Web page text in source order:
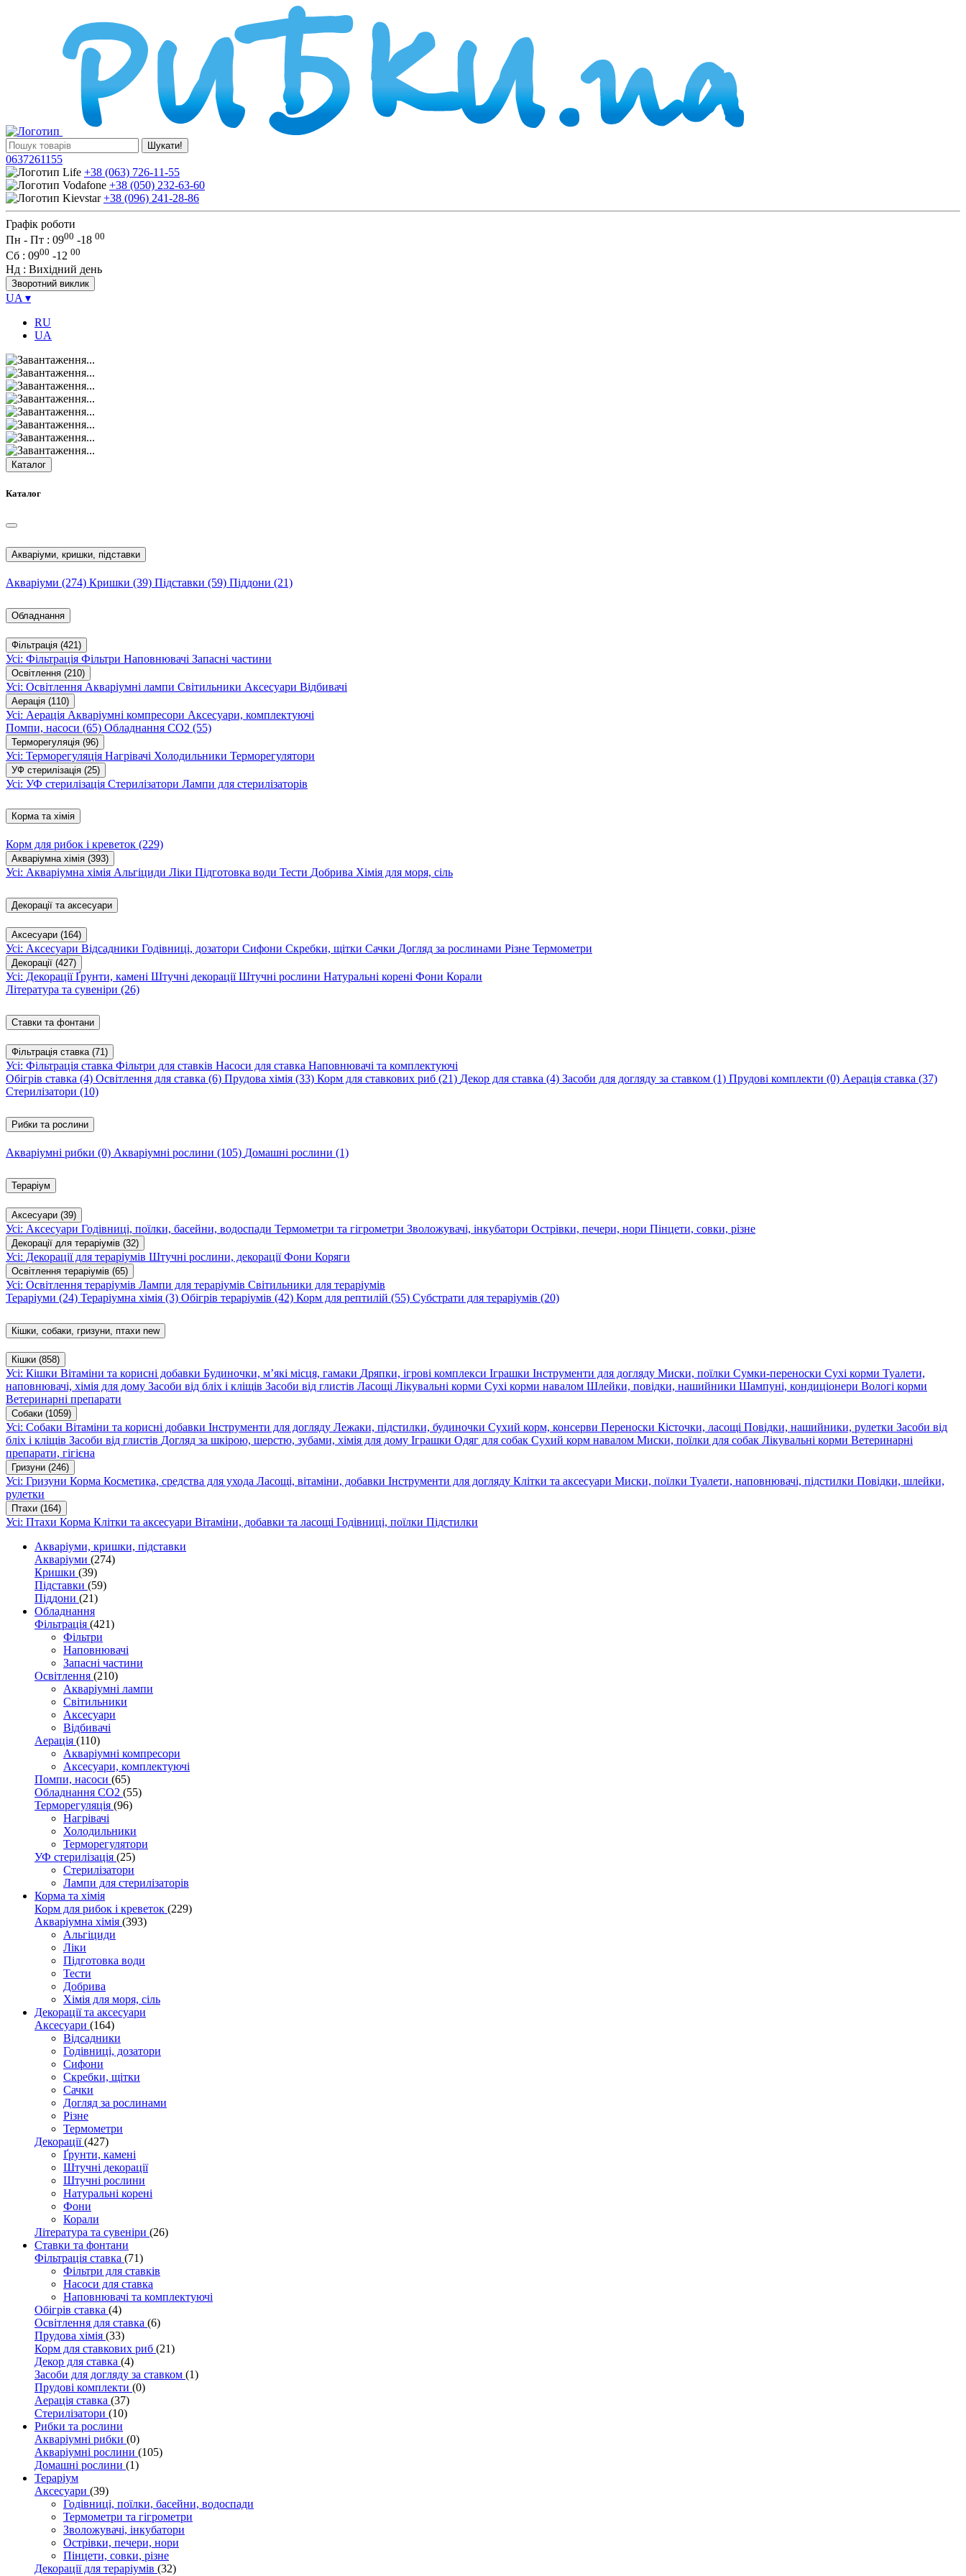
Шукати!
0637261155
+38 (063) 726-11-55
+38 (050) 232-63-60
+38 (096) 241-28-86
Графік роботи
Пн - Пт : 0900 -18 00
Сб : 0900 -12 00
Нд : Вихідний день
Зворотний виклик
UA ▾
RU
UA
Каталог
Каталог
Акваріуми, кришки, підставки
Акваріуми (274) Кришки (39) Підставки (59) Піддони (21)
Обладнання
Фільтрація (421)
Усі: Фільтрація Фільтри Наповнювачі Запасні частини
Освітлення (210)
Усі: Освітлення Акваріумні лампи Світильники Аксесуари Відбивачі
Аерація (110)
Усі: Аерація Акваріумні компресори Аксесуари, комплектуючі
Помпи, насоси (65) Обладнання CO2 (55)
Терморегуляція (96)
Усі: Терморегуляція Нагрівачі Холодильники Терморегулятори
УФ стерилізація (25)
Усі: УФ стерилізація Стерилізатори Лампи для стерилізаторів
Корма та хімія
Корм для рибок і креветок (229)
Акваріумна хімія (393)
Усі: Акваріумна хімія Альгіциди Ліки Підготовка води Тести Добрива Хімія для моря, сіль
Декорації та аксесуари
Аксесуари (164)
Усі: Аксесуари Відсадники Годівниці, дозатори Сифони Скребки, щітки Сачки Догляд за рослинами Різне Термометри
Декорації (427)
Усі: ДекораціїҐрунти, камені Штучні декораціїШтучні рослини Натуральні корені Фони Корали
Література та сувеніри (26)
Ставки та фонтани
Фільтрація ставка (71)
Усі: Фільтрація ставка Фільтри для ставків Насоси для ставка Наповнювачі та комплектуючі
Обігрів ставка (4) Освітлення для ставка (6) Прудова хімія (33) Корм для ставкових риб (21) Декор для ставка (4) Засоби для догляду за ставком (1) Прудові комплекти (0) Аерація ставка (37)
Стерилізатори (10)
Рибки та рослини
Акваріумні рибки (0) Акваріумні рослини (105) Домашні рослини (1)
Тераріум
Аксесуари (39)
Усі: Аксесуари Годівниці, поїлки, басейни, водоспади Термометри та гігрометри Зволожувачі, інкубатори Острівки, печери, нори Пінцети, совки, різне
Декорації для тераріумів (32)
Усі: Декорації для тераріумів Штучні рослини, декораціїФони Коряги
Освітлення тераріумів (65)
Усі: Освітлення тераріумів Лампи для тераріумів Світильники для тераріумів
Тераріуми (24) Тераріумна хімія (3) Обігрів тераріумів (42) Корм для рептилій (55) Субстрати для тераріумів (20)
Кішки, собаки, гризуни, птахи new
Кішки (858)
Усі: Кішки Вітаміни та корисні добавки Будиночки, м’які місця, гамаки Дряпки, ігрові комплекси Іграшки Інструменти для догляду Миски, поїлки Сумки-переноски Сухі корми Туалети,
наповнювачі, хімія для дому Засоби від бліх і кліщів Засоби від глистів Ласощі Лікувальні корми Сухі корми навалом Шлейки, повідки, нашийники Шампуні, кондиціонери Вологі корми
Ветеринарні препарати
Собаки (1059)
Усі: Собаки Вітаміни та корисні добавки Інструменти для догляду Лежаки, підстилки, будиночки Сухий корм, консерви Переноски Кісточки, ласощі Повідки, нашийники, рулетки Засоби від
бліх і кліщів Засоби від глистів Догляд за шкірою, шерстю, зубами, хімія для дому Іграшки Одяг для собак Сухий корм навалом Миски, поїлки для собак Лікувальні корми Ветеринарні
препарати, гігієна
Гризуни (246)
Усі: Гризуни Корма Косметика, средства для ухода Ласощі, вітаміни, добавки Інструменти для догляду Клітки та аксесуари Миски, поїлки Туалети, наповнювачі, підстилки Повідки, шлейки,
рулетки
Птахи (164)
Усі: Птахи Корма Клітки та аксесуари Вітаміни, добавки та ласощі Годівниці, поїлки Підстилки
Акваріуми, кришки, підставки
Акваріуми (274)
Кришки (39)
Підставки (59)
Піддони (21)
Обладнання
Фільтрація (421)
Фільтри
Наповнювачі
Запасні частини
Освітлення (210)
Акваріумні лампи
Світильники
Аксесуари
Відбивачі
Аерація (110)
Акваріумні компресори
Аксесуари, комплектуючі
Помпи, насоси (65)
Обладнання CO2 (55)
Терморегуляція (96)
Нагрівачі
Холодильники
Терморегулятори
УФ стерилізація (25)
Стерилізатори
Лампи для стерилізаторів
Корма та хімія
Корм для рибок і креветок (229)
Акваріумна хімія (393)
Альгіциди
Ліки
Підготовка води
Тести
Добрива
Хімія для моря, сіль
Декорації та аксесуари
Аксесуари (164)
Відсадники
Годівниці, дозатори
Сифони
Скребки, щітки
Сачки
Догляд за рослинами
Різне
Термометри
Декорації(427)
Ґрунти, камені
Штучні декорації
Штучні рослини
Натуральні корені
Фони
Корали
Література та сувеніри (26)
Ставки та фонтани
Фільтрація ставка (71)
Фільтри для ставків
Насоси для ставка
Наповнювачі та комплектуючі
Обігрів ставка (4)
Освітлення для ставка (6)
Прудова хімія (33)
Корм для ставкових риб (21)
Декор для ставка (4)
Засоби для догляду за ставком (1)
Прудові комплекти (0)
Аерація ставка (37)
Стерилізатори (10)
Рибки та рослини
Акваріумні рибки (0)
Акваріумні рослини (105)
Домашні рослини (1)
Тераріум
Аксесуари (39)
Годівниці, поїлки, басейни, водоспади
Термометри та гігрометри
Зволожувачі, інкубатори
Острівки, печери, нори
Пінцети, совки, різне
Декорації для тераріумів (32)